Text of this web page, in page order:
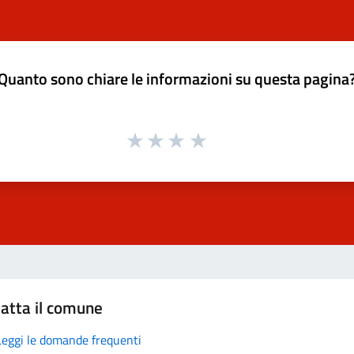
sono chiare le informazioni su questa
il comune
le domande frequenti